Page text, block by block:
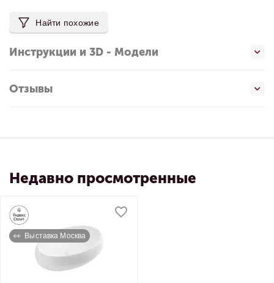
Найти похожие
Инструкции и 3D - Модели
Отзывы
Недавно просмотренные
👀  Выставка Москва